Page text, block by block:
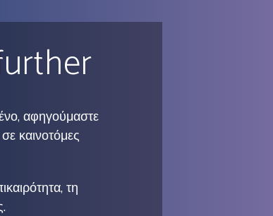
αφηγούμαστε
καινοτόμες
τη